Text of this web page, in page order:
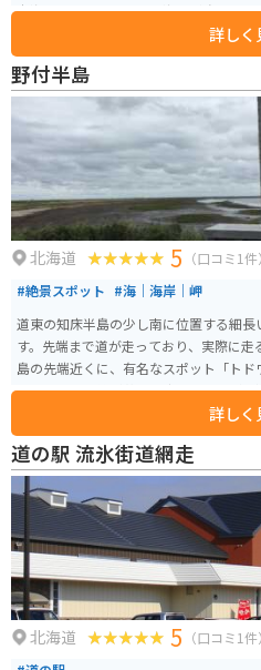
本海に面しているため、海風が強いこ
本海に沈む夕日を見ることができ、絶
は、美しい自然が広がっており、春に
異なる景色が楽しめます。180度見渡せ
ができます。ライダーの聖地と呼ばれることもあり
売店などの施設が整っており、観光客
います。周辺には、民宿や温泉宿も多
の拠点としてもオススメです。 中標津町市街から車で15分の場所に位置し、
世界最大の旅行口コミサイト「トリップ
行ってよかった！日本の展望スポット
した。
詳しく
野付半島
北海道 5 （口コミ1件）
#絶景スポット #海｜海岸｜岬
道東の知床半島の少し南に位置する細
す。先端まで道が走っており、実際に
島の先端近くに、有名なスポット「トド
元々トドマツ等が茂った森だったのが
ち枯れの風景になっています。半島周
な荒涼とした風景が広がっています。
詳しく
道の駅 流氷街道網走
北海道 5 （口コミ1件）